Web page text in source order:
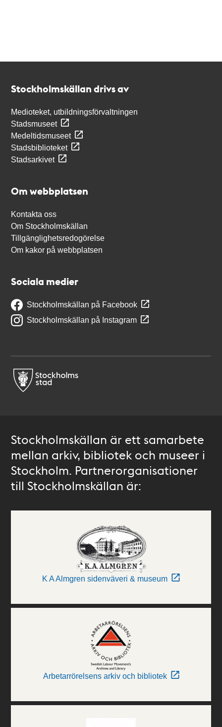
Stockholmskällan drivs av
Medioteket, utbildningsförvaltningen
Stadsmuseet
Medeltidsmuseet
Stadsbiblioteket
Stadsarkivet
Om webbplatsen
Kontakta oss
Om Stockholmskällan
Tillgänglighetsredogörelse
Om kakor på webbplatsen
Sociala medier
Stockholmskällan på Facebook
Stockholmskällan på Instagram
Stockholmskällan är ett samarbete
mellan arkiv, bibliotek och museer i
Stockholm. Partnerorganisationer
till Stockholmskällan är:
K A Almgren sidenväveri & museum
Arbetarrörelsens arkiv och bibliotek